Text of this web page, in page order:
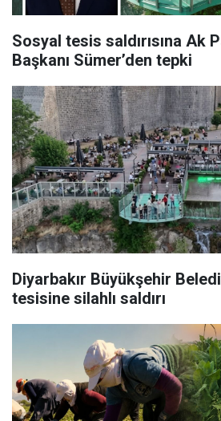
Sosyal tesis saldırısına Ak
Başkanı Sümer’den tepki
Diyarbakır Büyükşehir Belediyesi sosyal
tesisine silahlı saldırı